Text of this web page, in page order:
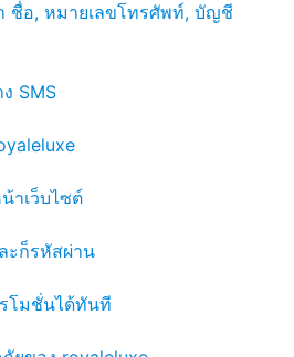
ชื่อ, หมายเลขโทรศัพท์, บัญชี
SMS
าเว็บไซต์
ะก็รหัสผ่าน
รโมชั่นได้ทันที